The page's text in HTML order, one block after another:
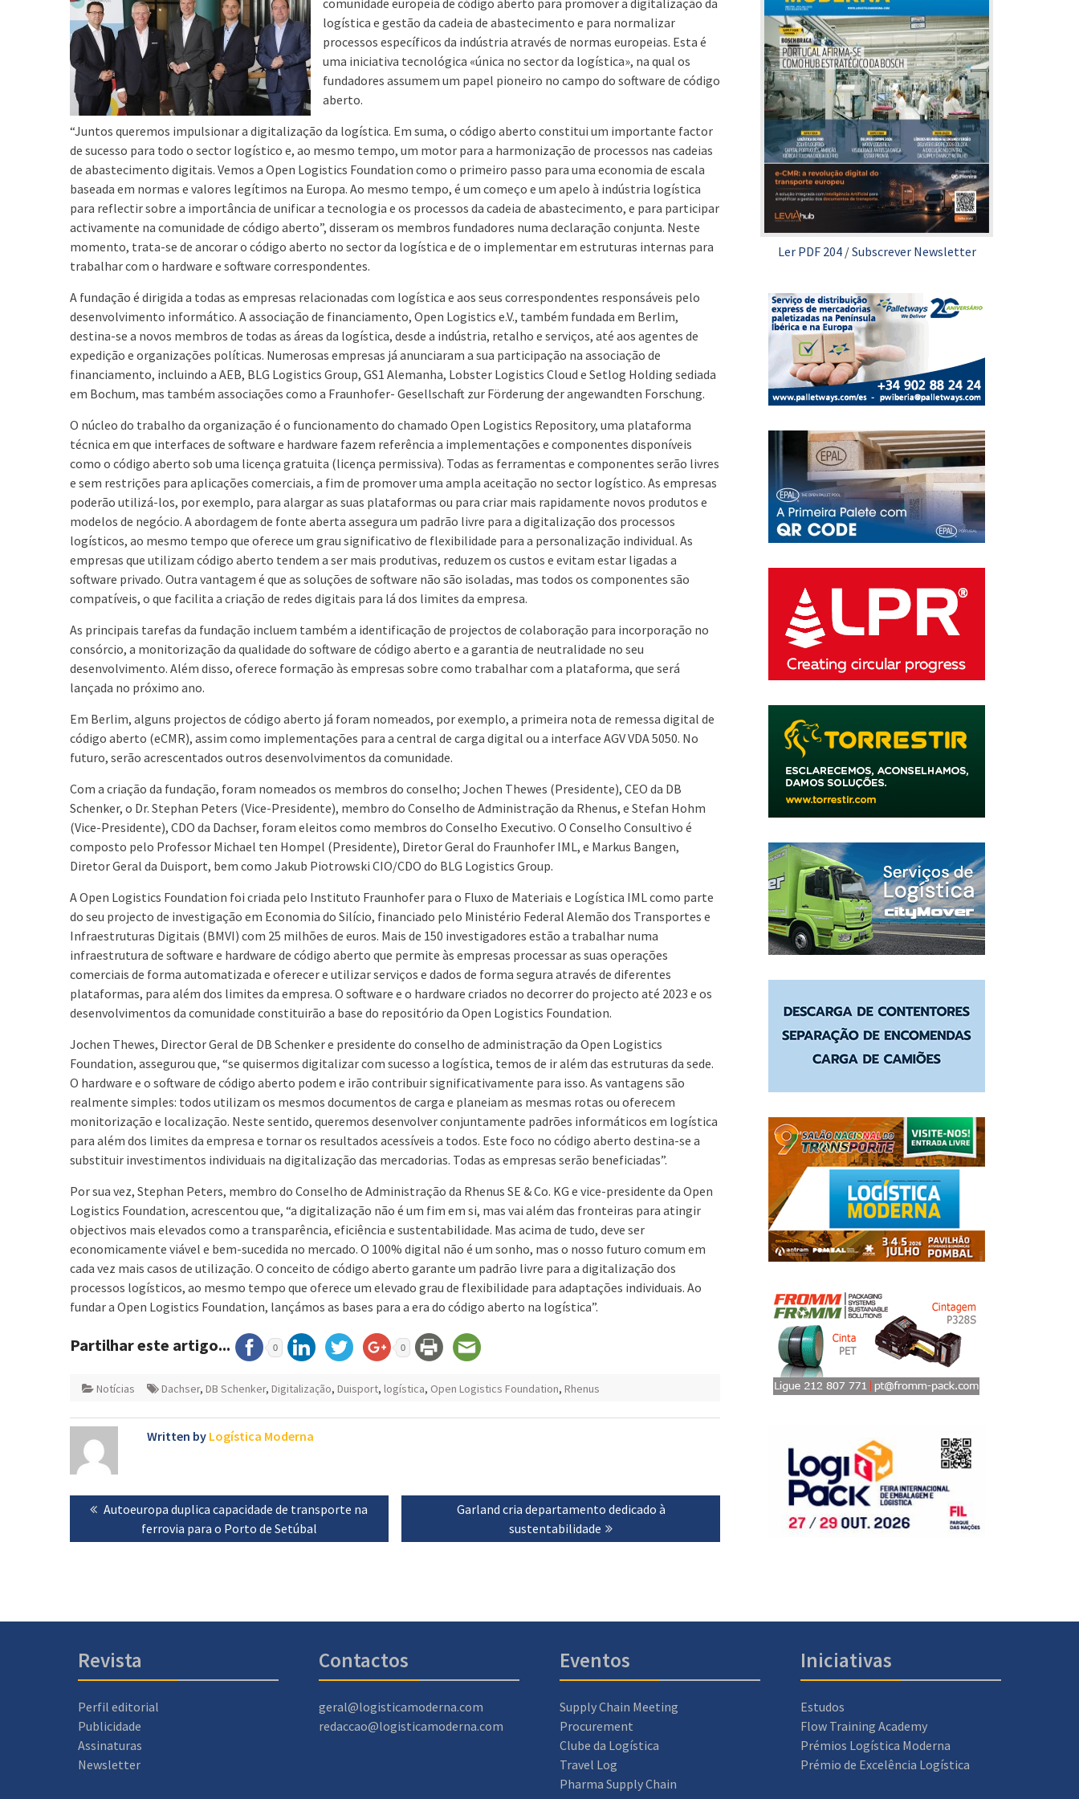
logística e gestão da cadeia de abastecimento e para normalizar
processos específicos da indústria através de normas europeias. Esta é
uma iniciativa tecnológica «única no sector da logística», na qual os
fundadores assumem um papel pioneiro no campo do software de código
aberto.
“Juntos queremos impulsionar a digitalização da logística. Em suma, o código aberto constitui um importante factor
de sucesso para todo o sector logístico e, ao mesmo tempo, um motor para a harmonização de processos nas cadeias
de abastecimento digitais. Vemos a Open Logistics Foundation como o primeiro passo para uma economia de escala
baseada em normas e valores legítimos na Europa. Ao mesmo tempo, é um começo e um apelo à indústria logística
para reflectir sobre a importância de unificar a tecnologia e os processos da cadeia de abastecimento, e para participar
activamente na comunidade de código aberto”, disseram os membros fundadores numa declaração conjunta. Neste
momento, trata-se de ancorar o código aberto no sector da logística e de o implementar em estruturas internas para
trabalhar com o hardware e software correspondentes.
A fundação é dirigida a todas as empresas relacionadas com logística e aos seus correspondentes responsáveis pelo
desenvolvimento informático. A associação de financiamento, Open Logistics e.V., também fundada em Berlim,
destina-se a novos membros de todas as áreas da logística, desde a indústria, retalho e serviços, até aos agentes de
expedição e organizações políticas. Numerosas empresas já anunciaram a sua participação na associação de
financiamento, incluindo a AEB, BLG Logistics Group, GS1 Alemanha, Lobster Logistics Cloud e Setlog Holding sediada
em Bochum, mas também associações como a Fraunhofer- Gesellschaft zur Förderung der angewandten Forschung.
O núcleo do trabalho da organização é o funcionamento do chamado Open Logistics Repository, uma plataforma
técnica em que interfaces de software e hardware fazem referência a implementações e componentes disponíveis
como o código aberto sob uma licença gratuita (licença permissiva). Todas as ferramentas e componentes serão livres
e sem restrições para aplicações comerciais, a fim de promover uma ampla aceitação no sector logístico. As empresas
poderão utilizá-los, por exemplo, para alargar as suas plataformas ou para criar mais rapidamente novos produtos e
modelos de negócio. A abordagem de fonte aberta assegura um padrão livre para a digitalização dos processos
logísticos, ao mesmo tempo que oferece um grau significativo de flexibilidade para a personalização individual. As
empresas que utilizam código aberto tendem a ser mais produtivas, reduzem os custos e evitam estar ligadas a
software privado. Outra vantagem é que as soluções de software não são isoladas, mas todos os componentes são
compatíveis, o que facilita a criação de redes digitais para lá dos limites da empresa.
As principais tarefas da fundação incluem também a identificação de projectos de colaboração para incorporação no
consórcio, a monitorização da qualidade do software de código aberto e a garantia de neutralidade no seu
desenvolvimento. Além disso, oferece formação às empresas sobre como trabalhar com a plataforma, que será
lançada no próximo ano.
Em Berlim, alguns projectos de código aberto já foram nomeados, por exemplo, a primeira nota de remessa digital de
código aberto (eCMR), assim como implementações para a central de carga digital ou a interface AGV VDA 5050. No
futuro, serão acrescentados outros desenvolvimentos da comunidade.
Com a criação da fundação, foram nomeados os membros do conselho; Jochen Thewes (Presidente), CEO da DB
Schenker, o Dr. Stephan Peters (Vice-Presidente), membro do Conselho de Administração da Rhenus, e Stefan Hohm
(Vice-Presidente), CDO da Dachser, foram eleitos como membros do Conselho Executivo. O Conselho Consultivo é
composto pelo Professor Michael ten Hompel (Presidente), Diretor Geral do Fraunhofer IML, e Markus Bangen,
Diretor Geral da Duisport, bem como Jakub Piotrowski CIO/CDO do BLG Logistics Group.
A Open Logistics Foundation foi criada pelo Instituto Fraunhofer para o Fluxo de Materiais e Logística IML como parte
do seu projecto de investigação em Economia do Silício, financiado pelo Ministério Federal Alemão dos Transportes e
Infraestruturas Digitais (BMVI) com 25 milhões de euros. Mais de 150 investigadores estão a trabalhar numa
infraestrutura de software e hardware de código aberto que permite às empresas processar as suas operações
comerciais de forma automatizada e oferecer e utilizar serviços e dados de forma segura através de diferentes
plataformas, para além dos limites da empresa. O software e o hardware criados no decorrer do projecto até 2023 e os
desenvolvimentos da comunidade constituirão a base do repositório da Open Logistics Foundation.
Jochen Thewes, Director Geral de DB Schenker e presidente do conselho de administração da Open Logistics
Foundation, assegurou que, “se quisermos digitalizar com sucesso a logística, temos de ir além das estruturas da sede.
O hardware e o software de código aberto podem e irão contribuir significativamente para isso. As vantagens são
realmente simples: todos utilizam os mesmos documentos de carga e planeiam as mesmas rotas ou oferecem
monitorização e localização. Neste sentido, queremos desenvolver conjuntamente padrões informáticos em logística
para além dos limites da empresa e tornar os resultados acessíveis a todos. Este foco no código aberto destina-se a
substituir investimentos individuais na digitalização das mercadorias. Todas as empresas serão beneficiadas”.
Por sua vez, Stephan Peters, membro do Conselho de Administração da Rhenus SE & Co. KG e vice-presidente da Open
Logistics Foundation, acrescentou que, “a digitalização não é um fim em si, mas vai além das fronteiras para atingir
objectivos mais elevados como a transparência, eficiência e sustentabilidade. Mas acima de tudo, deve ser
economicamente viável e bem-sucedida no mercado. O 100% digital não é um sonho, mas o nosso futuro comum em
cada vez mais casos de utilização. O conceito de código aberto garante um padrão livre para a digitalização dos
processos logísticos, ao mesmo tempo que oferece um elevado grau de flexibilidade para adaptações individuais. Ao
fundar a Open Logistics Foundation, lançámos as bases para a era do código aberto na logística”.
Partilhar este artigo... 0 0
Notícias Dachser, DB Schenker, Digitalização, Duisport, logística, Open Logistics Foundation, Rhenus
Written by Logística Moderna
Navegação
artigos
Previous
Autoeuropa duplica capacidade de transporte na
ferrovia para o Porto de Setúbal
Next
Garland cria departamento dedicado à
sustentabilidade
Ler PDF 204/Subscrever Newsletter
Revista
Perfil editorial
Publicidade
Assinaturas
Newsletter
Contactos
geral@logisticamoderna.com
redaccao@logisticamoderna.com
Eventos
Supply Chain Meeting
Procurement
Clube da Logística
Travel Log
Pharma Supply Chain
Iniciativas
Estudos
Flow Training Academy
Prémios Logística Moderna
Prémio de Excelência Logística